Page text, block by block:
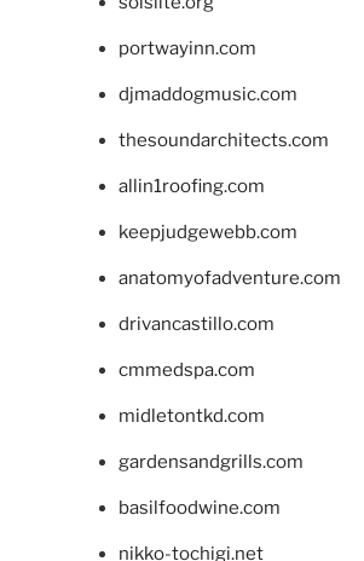
portwayinn.com
djmaddogmusic.com
thesoundarchitects.com
allin1roofing.com
keepjudgewebb.com
anatomyofadventure.com
drivancastillo.com
cmmedspa.com
midletontkd.com
gardensandgrills.com
basilfoodwine.com
nikko-tochigi.net